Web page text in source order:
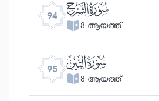
94 ﰋ
8 ആയത്ത്
95 ﰌ
8 ആയത്ത്